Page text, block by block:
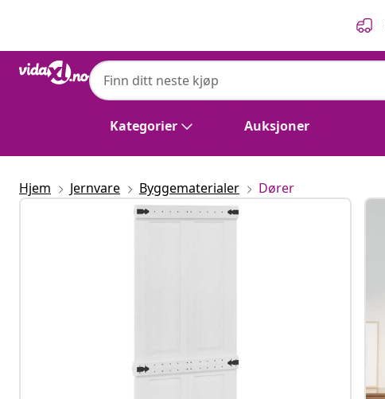
Kategorier Auksjoner
Hjem Jernvare Byggematerialer Dører